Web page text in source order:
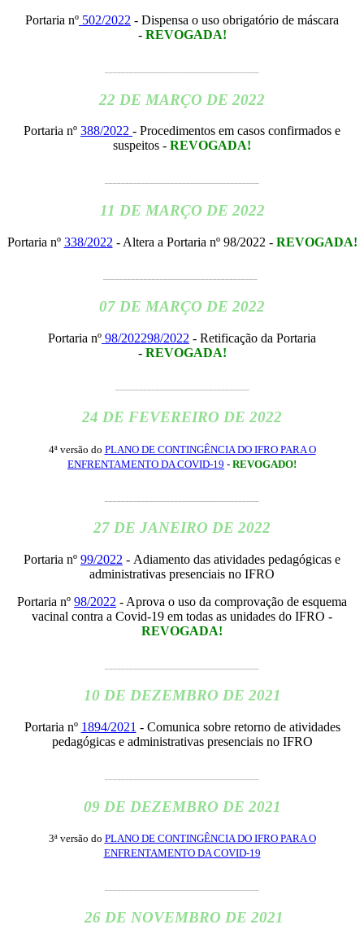
Portaria nº 502/2022 - Dispensa o uso obrigatório de máscara
- REVOGADA!
22 DE MARÇO DE 2022
Portaria nº 388/2022 - Procedimentos em casos confirmados e
suspeitos - REVOGADA!
11 DE MARÇO DE 2022
Portaria nº 338/2022 - Altera a Portaria nº 98/2022 - REVOGADA!
07 DE MARÇO DE 2022
Portaria nº 98/202298/2022 - Retificação da Portaria
- REVOGADA!
24 DE FEVEREIRO DE 2022
4ª versão do PLANO DE CONTINGÊNCIA DO IFRO PARA O
ENFRENTAMENTO DA COVID-19 - REVOGADO!
27 DE JANEIRO DE 2022
Portaria nº 99/2022 - Adiamento das atividades pedagógicas e
administrativas presenciais no IFRO
Portaria nº 98/2022 - Aprova o uso da comprovação de esquema
vacinal contra a Covid-19 em todas as unidades do IFRO -
REVOGADA!
10 DE DEZEMBRO DE 2021
Portaria nº 1894/2021 - Comunica sobre retorno de atividades
pedagógicas e administrativas presenciais no IFRO
09 DE DEZEMBRO DE 2021
3ª versão do PLANO DE CONTINGÊNCIA DO IFRO PARA O
ENFRENTAMENTO DA COVID-19
26 DE NOVEMBRO DE 2021